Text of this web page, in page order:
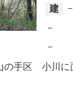
建
－
－
－
手区 小川に